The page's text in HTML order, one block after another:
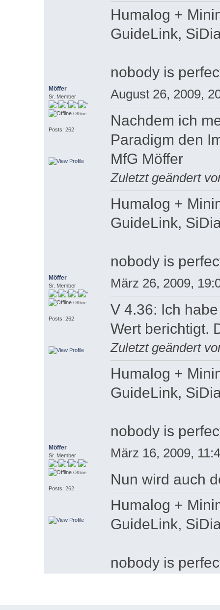
Humalog +
GuideLink,
nobody is
Möffer
Sr. Member
Offline
Posts: 262
August 26, 2009,
Nachdem ich
Paradigm den
MfG Möffer
Zuletzt geändert
Humalog +
GuideLink,
nobody is
Möffer
Sr. Member
Offline
Posts: 262
März 26, 2009,
V 4.36: Ich
Wert berichtigt.
Zuletzt geändert
Humalog +
GuideLink,
nobody is
Möffer
Sr. Member
Offline
Posts: 262
März 16, 2009,
Nun wird auch
Humalog +
GuideLink,
nobody is